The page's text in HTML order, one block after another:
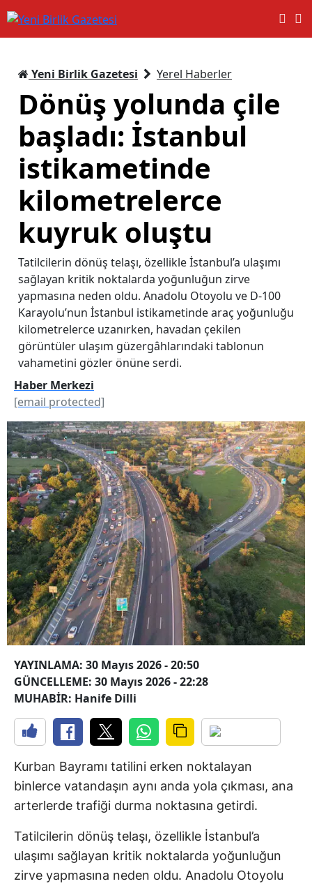
Yeni Birlik Gazetesi Yerel Haberler
Dönüş yolunda çile
başladı: İstanbul
istikametinde
kilometrelerce
kuyruk oluştu
Tatilcilerin dönüş telaşı, özellikle İstanbul’a ulaşımı
sağlayan kritik noktalarda yoğunluğun zirve
yapmasına neden oldu. Anadolu Otoyolu ve D-100
Karayolu’nun İstanbul istikametinde araç yoğunluğu
kilometrelerce uzanırken, havadan çekilen
görüntüler ulaşım güzergâhlarındaki tablonun
vahametini gözler önüne serdi.
Haber Merkezi
[email protected]
YAYINLAMA: 30 Mayıs 2026 - 20:50
GÜNCELLEME: 30 Mayıs 2026 - 22:28
MUHABİR: Hanife Dilli
Kurban Bayramı tatilini erken noktalayan
binlerce vatandaşın aynı anda yola çıkması, ana
arterlerde trafiği durma noktasına getirdi.
Tatilcilerin dönüş telaşı, özellikle İstanbul’a
ulaşımı sağlayan kritik noktalarda yoğunluğun
zirve yapmasına neden oldu. Anadolu Otoyolu